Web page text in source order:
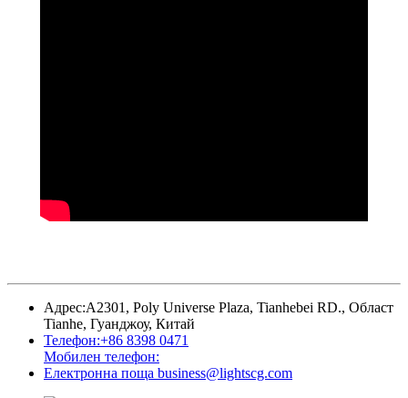
Адрес:A2301, Poly Universe Plaza, Tianhebei RD., Област
Tianhe, Гуанджоу, Китай
Телефон:+86 8398 0471
Мобилен телефон:
Електронна поща business@lightscg.com